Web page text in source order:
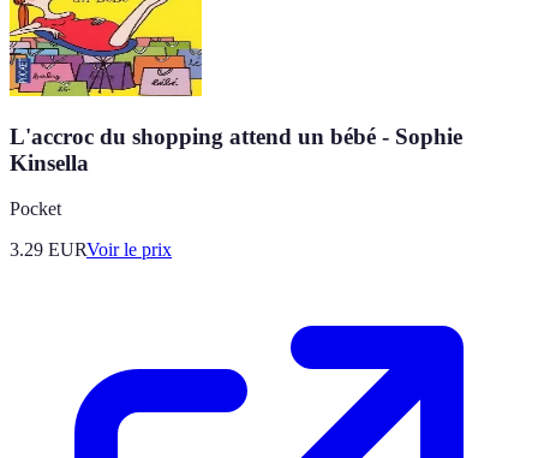
L'accroc du shopping attend un bébé - Sophie
Kinsella
Pocket
3.29 EURVoir le prix